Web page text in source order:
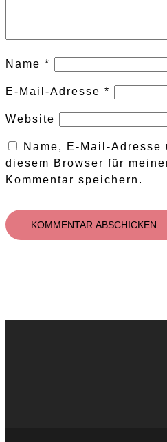
Name *
E-Mail-Adresse *
Website
Name, E-Mail-Adresse
diesem Browser für
Kommentar speichern.